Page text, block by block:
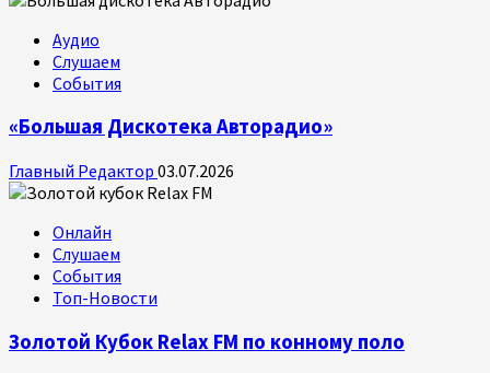
Аудио
Слушаем
События
«Большая Дискотека Авторадио»
Главный Редактор 03.07.2026
Онлайн
Слушаем
События
Топ-Новости
Золотой Кубок Relax FM по конному поло